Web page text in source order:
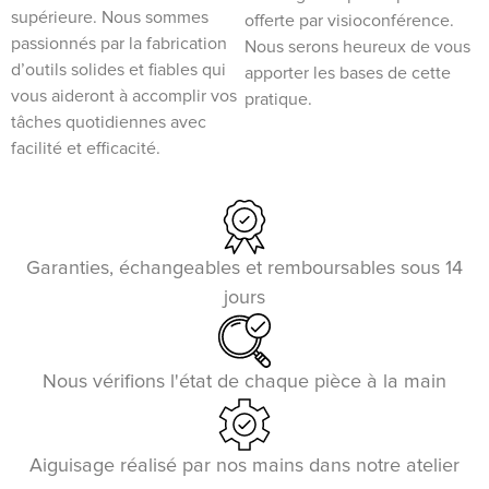
supérieure. Nous sommes
passionnés par la fabrication
d’outils solides et fiables qui
vous aideront à accomplir vos
tâches quotidiennes avec
facilité et efficacité.
offerte par visioconférence.
Nous serons heureux de vous
apporter les bases de cette
pratique.
Garanties, échangeables et remboursables sous 14
jours
Nous vérifions l'état de chaque pièce à la main
Aiguisage réalisé par nos mains dans notre atelier